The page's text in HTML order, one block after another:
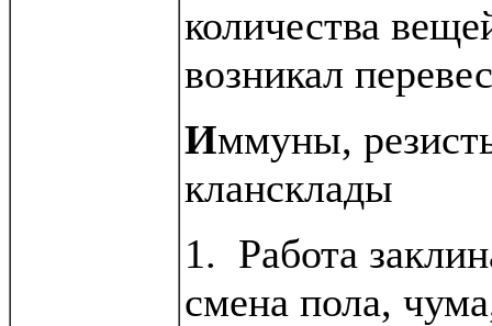
количества
возникал
Иммуны,
клансклады
1. Работа
смена пола,